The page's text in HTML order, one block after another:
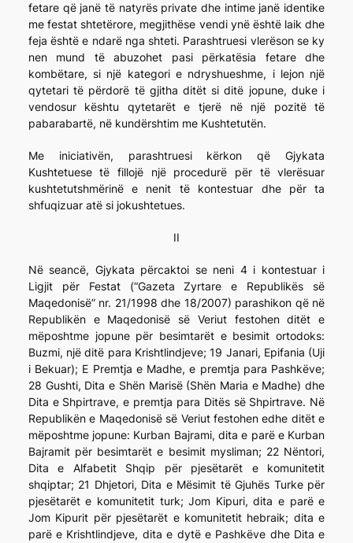
fetare që janë të natyrës private dhe intime janë identike
me festat shtetërore, megjithëse vendi ynë është laik dhe
feja është e ndarë nga shteti. Parashtruesi vlerëson se ky
nen mund të abuzohet pasi përkatësia fetare dhe
kombëtare, si një kategori e ndryshueshme, i lejon një
qytetari të përdorë të gjitha ditët si ditë jopune, duke i
vendosur kështu qytetarët e tjerë në një pozitë të
pabarabartë, në kundërshtim me Kushtetutën.
Me iniciativën, parashtruesi kërkon që Gjykata
Kushtetuese të fillojë një procedurë për të vlerësuar
kushtetutshmërinë e nenit të kontestuar dhe për ta
shfuqizuar atë si jokushtetues.
II
Në seancë, Gjykata përcaktoi se neni 4 i kontestuar i
Ligjit për Festat (“Gazeta Zyrtare e Republikës së
Maqedonisë” nr. 21/1998 dhe 18/2007) parashikon që në
Republikën e Maqedonisë së Veriut festohen ditët e
mëposhtme jopune për besimtarët e besimit ortodoks:
Buzmi, një ditë para Krishtlindjeve; 19 Janari, Epifania (Uji
i Bekuar); E Premtja e Madhe, e premtja para Pashkëve;
28 Gushti, Dita e Shën Marisë (Shën Maria e Madhe) dhe
Dita e Shpirtrave, e premtja para Ditës së Shpirtrave. Në
Republikën e Maqedonisë së Veriut festohen edhe ditët e
mëposhtme jopune: Kurban Bajrami, dita e parë e Kurban
Bajramit për besimtarët e besimit mysliman; 22 Nëntori,
Dita e Alfabetit Shqip për pjesëtarët e komunitetit
shqiptar; 21 Dhjetori, Dita e Mësimit të Gjuhës Turke për
pjesëtarët e komunitetit turk; Jom Kipuri, dita e parë e
Jom Kipurit për pjesëtarët e komunitetit hebraik; dita e
parë e Krishtlindjeve, dita e dytë e Pashkëve dhe Dita e